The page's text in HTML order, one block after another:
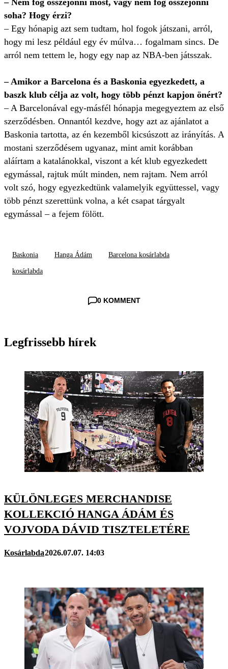
– Nem fog összejönni most, vagy nem fog összejönni
soha? Hogy érzi?
– Egy hónapig azt sem tudtam, hol fogok játszani, arról,
hogy mi lesz például egy év múlva… fogalmam sincs. De
arról nem tettem le, hogy egy nap az NBA-ben játsszak.
– Amikor a Barcelona és a Baskonia egyezkedett, a
baszk klub célja az volt, hogy több pénzt kapjon önért?
– A Barcelonával egy-másfél hónapja megegyeztem az első
szerződésben. Onnantól kezdve, hogy azt az ajánlatot a
Baskonia tartotta, az én kezemből kicsúszott az irányítás. A
mostani szerződésem ugyanaz, mint amit korábban
aláírtam a katalánokkal, viszont a két klub egyezkedett
egymással, rajtuk múlt minden, nem rajtam. Nem arról
volt szó, hogy egyezkedtünk valamelyik együttessel, vagy
több pénzt szerettünk volna, a két csapat tárgyalt
egymással – a fejem fölött.
Baskonia Hanga Ádám Barcelona kosárlabda
kosárlabda
0 KOMMENT
Legfrissebb hírek
KÜLÖNLEGES MERCHANDISE
KOLLEKCIÓ HANGA ÁDÁM ÉS
VOJVODA DÁVID TISZTELETÉRE
Kosárlabda2026.07.07. 14:03